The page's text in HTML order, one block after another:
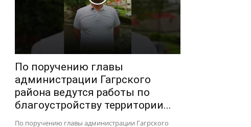
По поручению главы
администрации Гагрского
района ведутся работы по
благоустройству территории...
По поручению главы администрации Гагрского